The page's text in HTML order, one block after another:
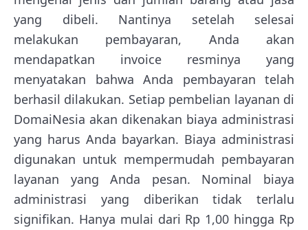
yang dibeli. Nantinya setelah selesai
melakukan pembayaran, Anda akan
mendapatkan invoice resminya yang
menyatakan bahwa Anda pembayaran telah
berhasil dilakukan. Setiap pembelian layanan di
DomaiNesia akan dikenakan biaya administrasi
yang harus Anda bayarkan. Biaya administrasi
digunakan untuk mempermudah pembayaran
layanan yang Anda pesan. Nominal biaya
administrasi yang diberikan tidak terlalu
signifikan. Hanya mulai dari Rp 1,00 hingga Rp